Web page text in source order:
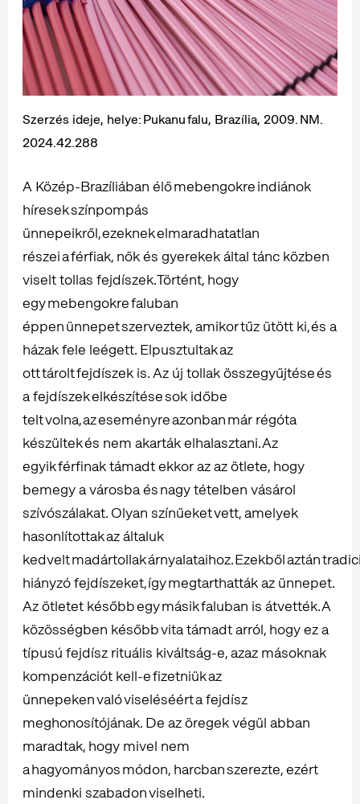
Szerzés ideje, helye: Pukanu falu, Brazília, 2009. NM.
2024.42.288
A Közép-Brazíliában élő mebengokre indiánok
híresek színpompás
ünnepeikről, ezeknek elmaradhatatlan
részei a férfiak, nők és gyerekek által tánc közben
viselt tollas fejdíszek. Történt, hogy
egy mebengokre faluban
éppen ünnepet szerveztek, amikor tűz ütött ki, és a
házak fele leégett. Elpusztultak az
ott tárolt fejdíszek is. Az új tollak összegyűjtése és
a fejdíszek elkészítése sok időbe
telt volna, az eseményre azonban már régóta
készültek és nem akarták elhalasztani. Az
egyik férfinak támadt ekkor az az ötlete, hogy
bemegy a városba és nagy tételben vásárol
szívószálakat. Olyan színűeket vett, amelyek
hasonlítottak az általuk
kedvelt madártollak árnyalataihoz. Ezekből aztán
hiányzó fejdíszeket, így megtarthatták az ünnepet.
Az ötletet később egy másik faluban is átvették. A
közösségben később vita támadt arról, hogy ez a
típusú fejdísz rituális kiváltság-e, azaz másoknak
kompenzációt kell-e fizetniük az
ünnepeken való viseléséért a fejdísz
meghonosítójának. De az öregek végül abban
maradtak, hogy mivel nem
a hagyományos módon, harcban szerezte, ezért
mindenki szabadon viselheti.